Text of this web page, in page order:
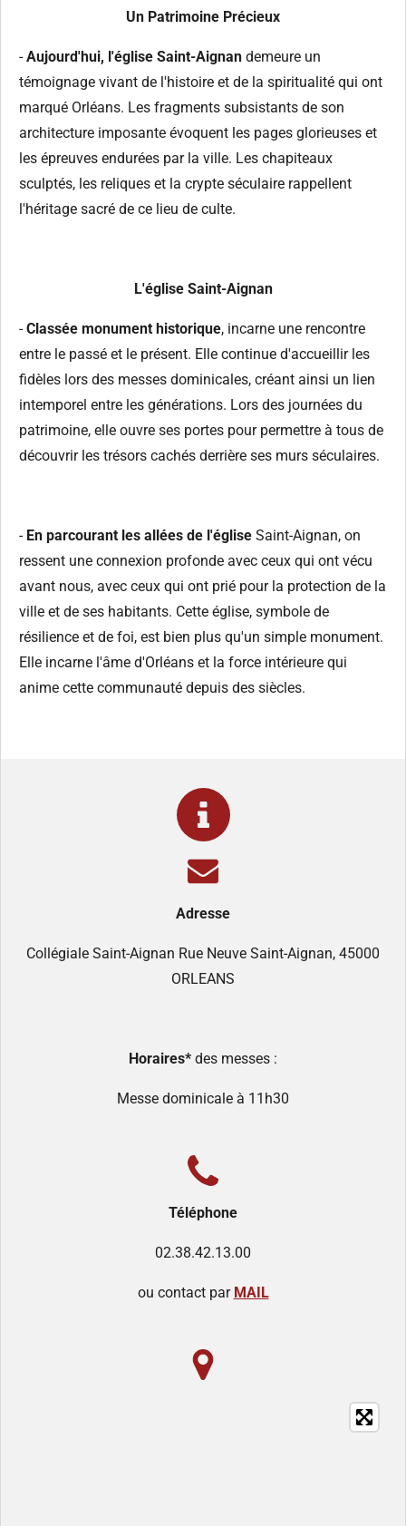
Un Patrimoine Précieux
-Aujourd'hui, l'église Saint-Aignan demeure un
témoignage vivant de l'histoire et de la spiritualité qui ont
marqué Orléans. Les fragments subsistants de son
architecture imposante évoquent les pages glorieuses et
les épreuves endurées par la ville. Les chapiteaux
sculptés, les reliques et la crypte séculaire rappellent
l'héritage sacré de ce lieu de culte.
L'église Saint-Aignan
-Classée monument historique, incarne une rencontre
entre le passé et le présent. Elle continue d'accueillir les
fidèles lors des messes dominicales, créant ainsi un lien
intemporel entre les générations. Lors des journées du
patrimoine, elle ouvre ses portes pour permettre à tous de
découvrir les trésors cachés derrière ses murs séculaires.
-En parcourant les allées de l'église Saint-Aignan, on
ressent une connexion profonde avec ceux qui ont vécu
avant nous, avec ceux qui ont prié pour la protection de la
ville et de ses habitants. Cette église, symbole de
résilience et de foi, est bien plus qu'un simple monument.
Elle incarne l'âme d'Orléans et la force intérieure qui
anime cette communauté depuis des siècles.
Adresse
Collégiale Saint-Aignan Rue Neuve Saint-Aignan, 45000
ORLEANS
Horaires* des messes :
Messe dominicale à 11h30
Téléphone
02.38.42.13.00
ou contact par MAIL